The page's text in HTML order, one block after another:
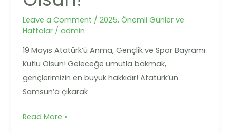
Leave a Comment /2025,Önemli Günler ve
Haftalar /admin
19 Mayıs Atatürk’ü Anma, Gençlik ve Spor Bayramı
Kutlu Olsun! Geleceğe umutla bakmak,
gençlerimizin en büyük hakkıdır! Atatürk’ün
Samsun’a çıkarak
Spor
Bayramı
Kutlu
Olsun!
Read More »